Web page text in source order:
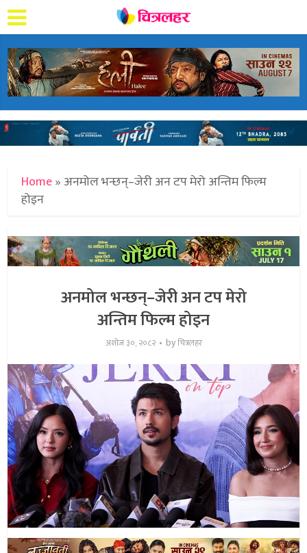
Home» अनमोल भन्छन्–जेरी अन टप मेरो अन्तिम फिल्म
होइन
अनमोल भन्छन्–जेरी अन टप मेरो
अन्तिम फिल्म होइन
अशोज ३०, २०८२ byचित्रलहर